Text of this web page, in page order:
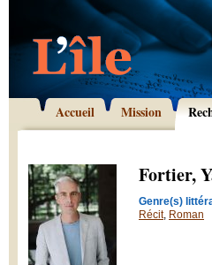
Accueil Mission
Fortier,
Genre(s)
Récit, Roman